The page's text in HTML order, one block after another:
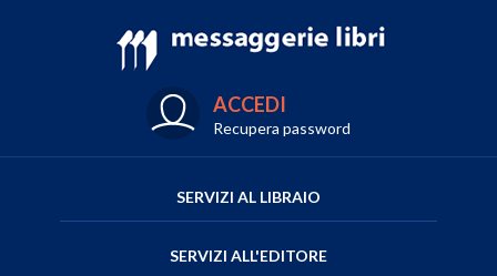
ACCEDI
Recupera password
SERVIZI AL LIBRAIO
SERVIZI ALL'EDITORE